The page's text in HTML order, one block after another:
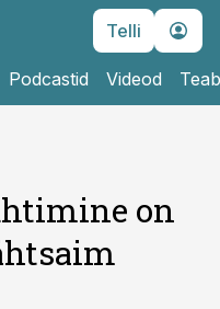
Telli
Podcastid Videod
on